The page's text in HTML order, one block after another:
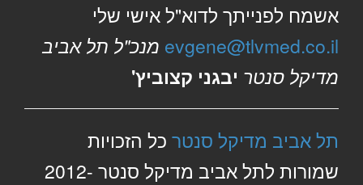
אשמח לפנייתך לדוא"ל אישי שלי
evgene@tlvmed.co.il מנכ"ל תל אביב
מדיקל סנטר יבגני קצוביץ'
תל אביב מדיקל סנטר כל הזכויות
שמורות לתל אביב מדיקל סנטר 2012-